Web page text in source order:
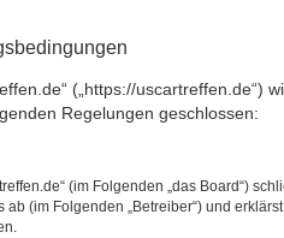
(„https://uscartreffen.de“)
Regelungen geschlossen:
(im Folgenden „das Board“)
ab (im Folgenden „Betreiber“) und